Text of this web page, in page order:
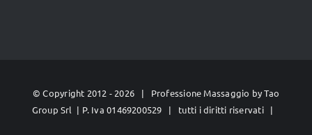
© Copyright 2012 - 2026 | Professione Massaggio byTao
Group Srl | P. Iva 01469200529 | tutti i diritti riservati |